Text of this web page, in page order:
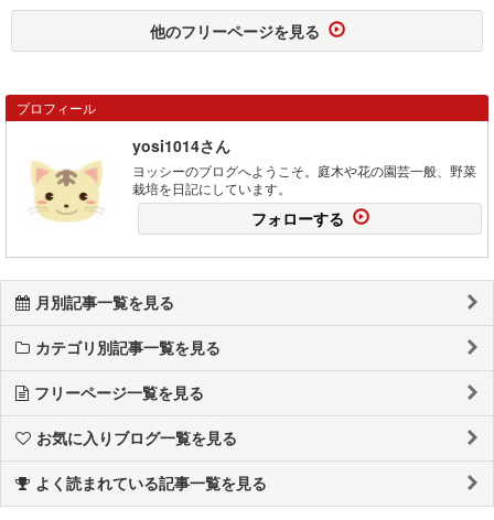
他のフリーページを見る
プロフィール
yosi1014さん
ヨッシーのブログへようこそ。庭木や花の園芸一般、野菜
栽培を日記にしています。
フォローする
月別記事一覧を見る
カテゴリ別記事一覧を見る
フリーページ一覧を見る
お気に入りブログ一覧を見る
よく読まれている記事一覧を見る